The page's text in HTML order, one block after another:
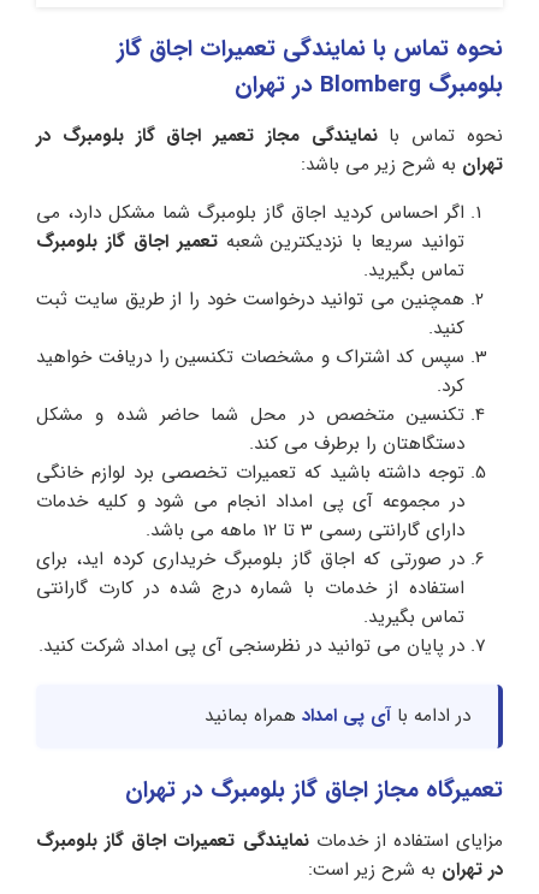
نحوه تماس با نمایندگی تعمیرات اجاق گاز
بلومبرگ Blomberg در تهران
نحوه تماس بانمایندگی مجاز تعمیر اجاق گاز بلومبرگ در
تهران به شرح زیر می باشد:
اگر احساس کردید اجاق گاز بلومبرگ شما مشکل دارد، می
توانید سریعا با نزدیکترین شعبه تعمیر اجاق گاز بلومبرگ
تماس بگیرید.
همچنین می توانید درخواست خود را از طریق سایت ثبت
کنید.
سپس کد اشتراک و مشخصات تکنسین را دریافت خواهید
کرد.
تکنسین متخصص در محل شما حاضر شده و مشکل
دستگاهتان را برطرف می کند.
توجه داشته باشید که تعمیرات تخصصی برد لوازم خانگی
در مجموعه آی پی امداد انجام می شود و کلیه خدمات
دارای گارانتی رسمی 3 تا 12 ماهه می باشد.
در صورتی که اجاق گاز بلومبرگ خریداری کرده اید، برای
استفاده از خدمات با شماره درج شده در کارت گارانتی
تماس بگیرید.
در پایان می توانید در نظرسنجی آی پی امداد شرکت کنید.
در ادامه با آی پی امداد همراه بمانید
تعمیرگاه مجاز اجاق گاز بلومبرگ در تهران
مزایای استفاده از خدماتنمایندگی تعمیرات اجاق گاز بلومبرگ
در تهران به شرح زیر است: